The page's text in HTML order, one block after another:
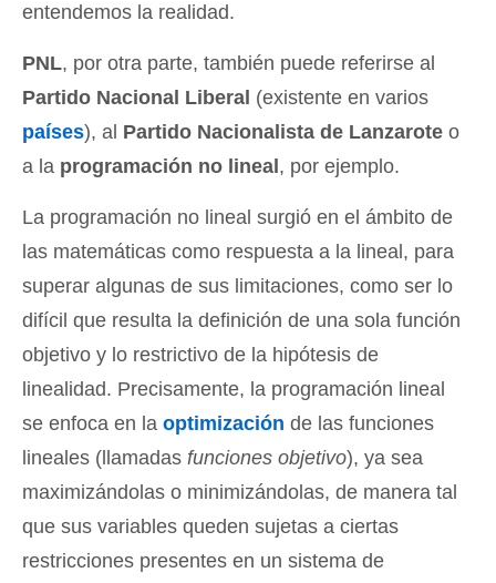
entendemos la realidad.
PNL, por otra parte, también puede referirse al
Partido Nacional Liberal (existente en varios
países), al Partido Nacionalista de Lanzarote o
a la programación no lineal , por ejemplo.
La programación no lineal surgió en el ámbito de
las matemáticas como respuesta a la lineal, para
superar algunas de sus limitaciones, como ser lo
difícil que resulta la definición de una sola función
objetivo y lo restrictivo de la hipótesis de
linealidad. Precisamente, la programación lineal
se enfoca en la optimización de las funciones
lineales (llamadas funciones objetivo), ya sea
maximizándolas o minimizándolas, de manera tal
que sus variables queden sujetas a ciertas
restricciones presentes en un sistema de